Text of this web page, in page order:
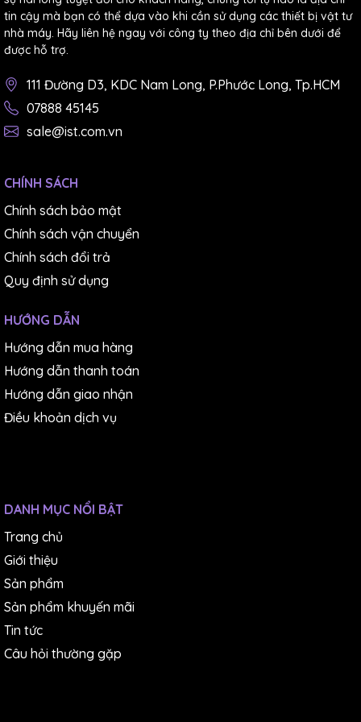
±2%rdg±3dgt [50/60Hz],
±5%rdg±5dgt [40 - 400Hz]
AC V
±2%rdg±5dgt (50/60Hz)
Kích thước dây dẫn
Tần số đáp ứng
Ảnh hưởng của từ
trường lạc ngoài
Ø15mm 100A
Đầu ra
Nguồn năng lượng
Kích thước
Phụ kiện đi kèm
tin cậy mà bạn có thể dựa vào khi cần sử dụng các thiết bị vật tư
nhà máy. Hãy liên hệ ngay với công ty theo địa chỉ bên dưới để
được hỗ trợ.
111 Đường D3, KDC Nam Long, P.Phước Long, Tp.HCM
07888 45145
sale@ist.com.vn
CHÍNH SÁCH
Chính sách bảo mật
Chính sách vận chuyển
Chính sách đổi trả
Quy định sử dụng
HƯỚNG DẪN
Hướng dẫn mua hàng
Hướng dẫn thanh toán
Hướng dẫn giao nhận
Điều khoản dịch vụ
DANH MỤC NỔI BẬT
Trang chủ
Giới thiệu
Sản phẩm
Sản phẩm khuyến mãi
Tin tức
Câu hỏi thường gặp